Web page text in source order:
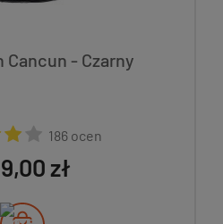
Cancun - Czarny
186 ocen
zł